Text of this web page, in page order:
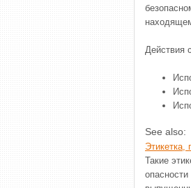
Действия
See also:
Такие